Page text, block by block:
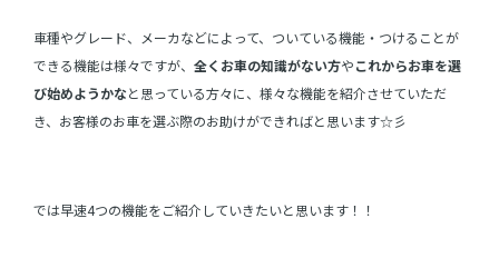
車種やグレード、メーカなどによって、ついている機能・つけることが
できる機能は様々ですが、 全くお車の知識がない方やこれからお車を選
び始めようかなと思っている方々に、様々な機能を紹介させていただ
き、お客様のお車を選ぶ際のお助けができればと思います☆彡
では早速4つの機能をご紹介していきたいと思います！！